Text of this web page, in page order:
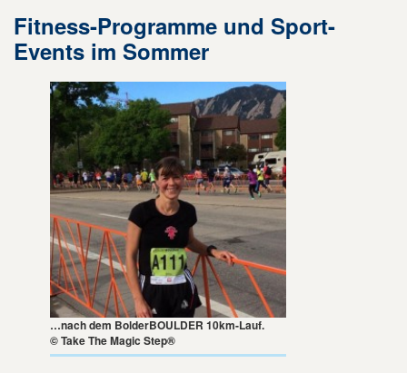
Fitness-Programme und Sport-
Events im Sommer
…nach dem BolderBOULDER 10km-Lauf.
© Take The Magic Step®